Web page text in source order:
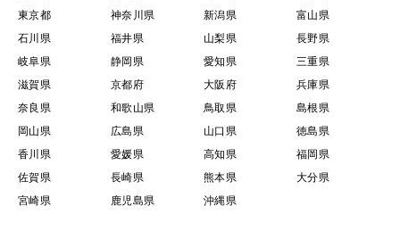
東京都
神奈川県 新潟県
富山県
石川県
福井県 山梨県
長野県
岐阜県
静岡県 愛知県
三重県
滋賀県
京都府 大阪府
兵庫県
奈良県
和歌山県 鳥取県
島根県
岡山県
広島県 山口県
徳島県
香川県
愛媛県 高知県
福岡県
佐賀県
長崎県 熊本県
大分県
宮崎県
鹿児島県 沖縄県